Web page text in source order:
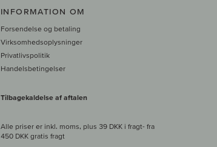
INFORMATION OM
Forsendelse og betaling
Virksomhedsoplysninger
Privatlivspolitik
Handelsbetingelser
Tilbagekaldelse af aftalen
Alle priser er inkl. moms, plus 39 DKK i fragt- fra
450 DKK gratis fragt